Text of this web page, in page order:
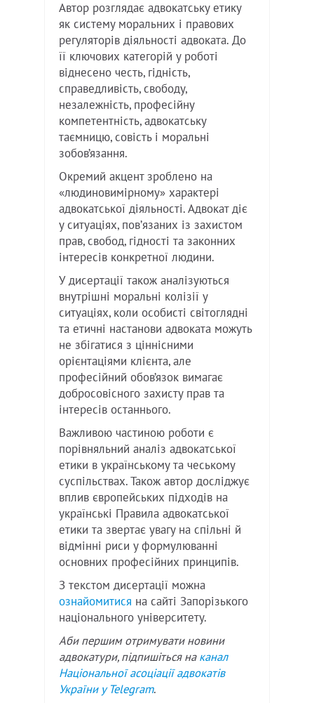
Автор розглядає адвокатську етику
як систему моральних і правових
регуляторів діяльності адвоката. До
її ключових категорій у роботі
віднесено честь, гідність,
справедливість, свободу,
незалежність, професійну
компетентність, адвокатську
таємницю, совість і моральні
зобов’язання.
Окремий акцент зроблено на
«людиновимірному» характері
адвокатської діяльності. Адвокат діє
у ситуаціях, повʼязаних із захистом
прав, свобод, гідності та законних
інтересів конкретної людини.
У дисертації також аналізуються
внутрішні моральні колізії у
ситуаціях, коли особисті світоглядні
та етичні настанови адвоката можуть
не збігатися з ціннісними
орієнтаціями клієнта, але
професійний обов’язок вимагає
добросовісного захисту прав та
інтересів останнього.
Важливою частиною роботи є
порівняльний аналіз адвокатської
етики в українському та чеському
суспільствах. Також автор досліджує
вплив європейських підходів на
українські Правила адвокатської
етики та звертає увагу на спільні й
відмінні риси у формулюванні
основних професійних принципів.
З текстом дисертації можна
ознайомитися на сайті Запорізького
національного університету.
Аби першим отримувати новини
адвокатури, підпишіться на канал
Національної асоціації адвокатів
України у Telegram.